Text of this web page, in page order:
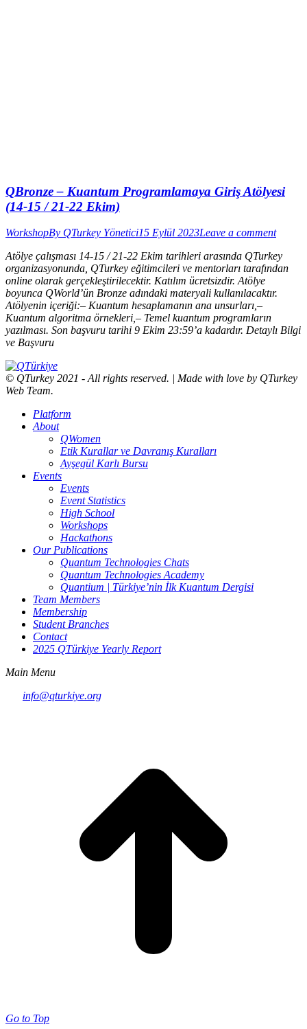
QBronze – Kuantum Programlamaya Giriş Atölyesi
(14-15 / 21-22 Ekim)
WorkshopBy QTurkey Yönetici15 Eylül 2023Leave a comment
Atölye çalışması 14-15 / 21-22 Ekim tarihleri arasında QTurkey
organizasyonunda, QTurkey eğitimcileri ve mentorları tarafından
online olarak gerçekleştirilecektir. Katılım ücretsizdir. Atölye
boyunca QWorld’ün Bronze adındaki materyali kullanılacaktır.
Atölyenin içeriği:– Kuantum hesaplamanın ana unsurları,–
Kuantum algoritma örnekleri,– Temel kuantum programların
yazılması. Son başvuru tarihi 9 Ekim 23:59’a kadardır. Detaylı Bilgi
ve Başvuru
© QTurkey 2021 - All rights reserved. | Made with love by QTurkey
Web Team.
Platform
About
QWomen
Etik Kurallar ve Davranış Kuralları
Ayşegül Karlı Bursu
Events
Events
Event Statistics
High School
Workshops
Hackathons
Our Publications
Quantum Technologies Chats
Quantum Technologies Academy
Quantium | Türkiye’nin İlk Kuantum Dergisi
Team Members
Membership
Student Branches
Contact
2025 QTürkiye Yearly Report
Main Menu
info@qturkiye.org
Go to Top